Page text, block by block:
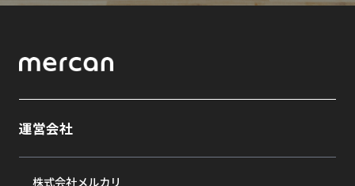
運営会社
株式会社メルカリ